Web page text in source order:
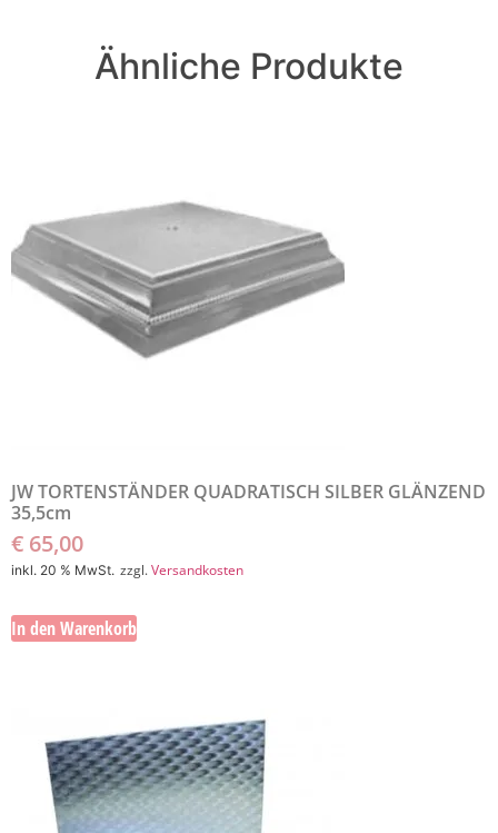
Ähnliche Produkte
JW TORTENSTÄNDER QUADRATISCH SILBER GLÄNZEND
35,5cm
€ 65,00
inkl. 20 % MwSt. zzgl.Versandkosten
In den Warenkorb